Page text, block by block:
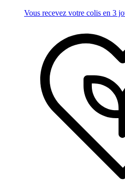
Vous recevez votre colis en 3